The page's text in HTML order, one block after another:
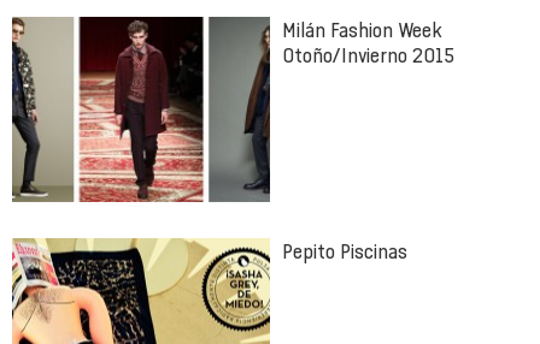
Milán Fashion Week
Otoño/Invierno 2015
Pepito Piscinas